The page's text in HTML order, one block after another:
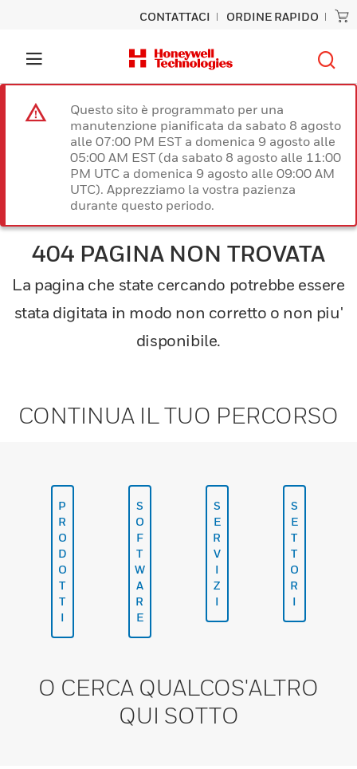
CONTATTACI ORDINE RAPIDO
Questo sito è programmato per una
manutenzione pianificata da sabato 8 agosto
alle 07:00 PM EST a domenica 9 agosto alle
05:00 AM EST (da sabato 8 agosto alle 11:00
PM UTC a domenica 9 agosto alle 09:00 AM
UTC). Apprezziamo la vostra pazienza
durante questo periodo.
404 PAGINA NON TROVATA
La pagina che state cercando potrebbe essere
stata digitata in modo non corretto o non piu'
disponibile.
CONTINUA IL TUO PERCORSO
P
R
O
D
O
T
T
I
S
O
F
T
W
A
R
E
S
E
R
V
I
Z
I
S
E
T
T
O
R
I
O CERCA QUALCOS'ALTRO
QUI SOTTO